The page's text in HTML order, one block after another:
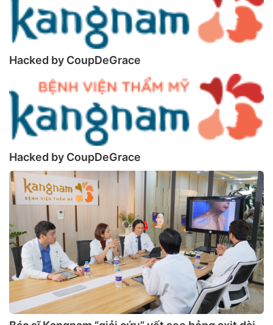
Hacked by CoupDeGrace
Hacked by CoupDeGrace